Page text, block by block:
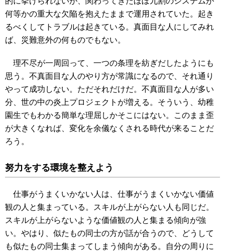
何等かの重大な欠陥を抱えたままで運用されていた。起き
るべくしてトラブルは起きている。真面目な人にしてみれ
ば、災難意外の何ものでもない。
理不尽が一周回って、一つの条理を紡ぎだしたようにも
思う。不真面目な人のやり方が常識になるので、それ通り
やって成功しない。ただそれだけだ。不真面目な人が多い
分、世の中の炎上プロジェクトが増える。そういう、幼稚
園生でもわかる簡単な理屈しかそこにはない。このまま歪
が大きくなれば、変化を余儀なくされる時代が来ることだ
ろう。
努力をする環境を整えよう
仕事がうまくいかない人は、仕事がうまくいかない価値
観の人と集まっている。スキルが上がらない人も同じだ。
スキルが上がらないような価値観の人と集まる傾向が強
い。やはり、似たもの同士の方が話が合うので、どうして
も似たもの同士集まってしまう傾向がある。自分の周りに